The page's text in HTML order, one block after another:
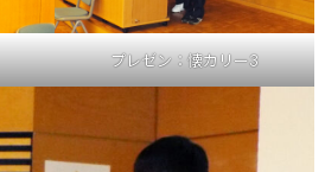
プレゼン：懐カリー3